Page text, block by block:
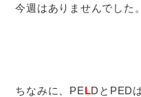
今週はありませんでした。
ちなみに、PELDとPED